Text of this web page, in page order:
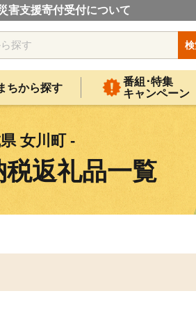
害支援寄付受付について
ちから探す
番組･特集
キャンペーン
女川町 -
返礼品一覧